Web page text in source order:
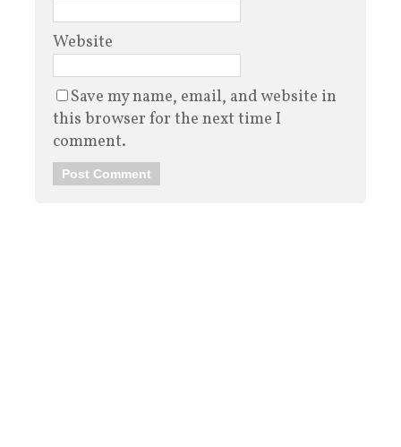
Website
Save my name, email, and website in
this browser for the next time I
comment.